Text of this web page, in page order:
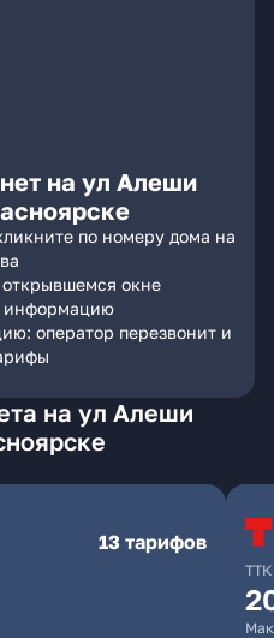
на ул Алеши
по номеру дома на
окне
информацию
оператор перезвонит и
на ул Алеши
13 тарифов
ТТК